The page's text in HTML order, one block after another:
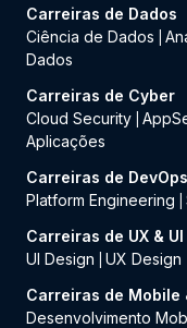
Carreiras de Dados
Ciência de Dados
Dados
Carreiras de Cyber
Cloud Security
Aplicações
Carreiras de
Platform Engineering
Carreiras de UX & UI
UI Design
UX Design
Carreiras de Mobile
Desenvolvimento